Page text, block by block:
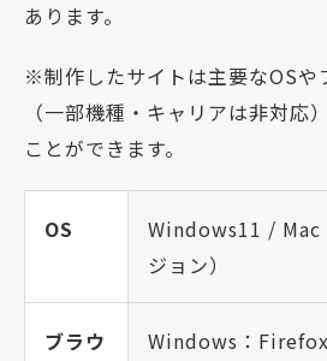
あります。
※制作したサイトは主要なOSや
（一部機種・キャリアは非対応
ことができます。
OS
Windows11 / Mac
ジョン）
ブラウ
Windows：